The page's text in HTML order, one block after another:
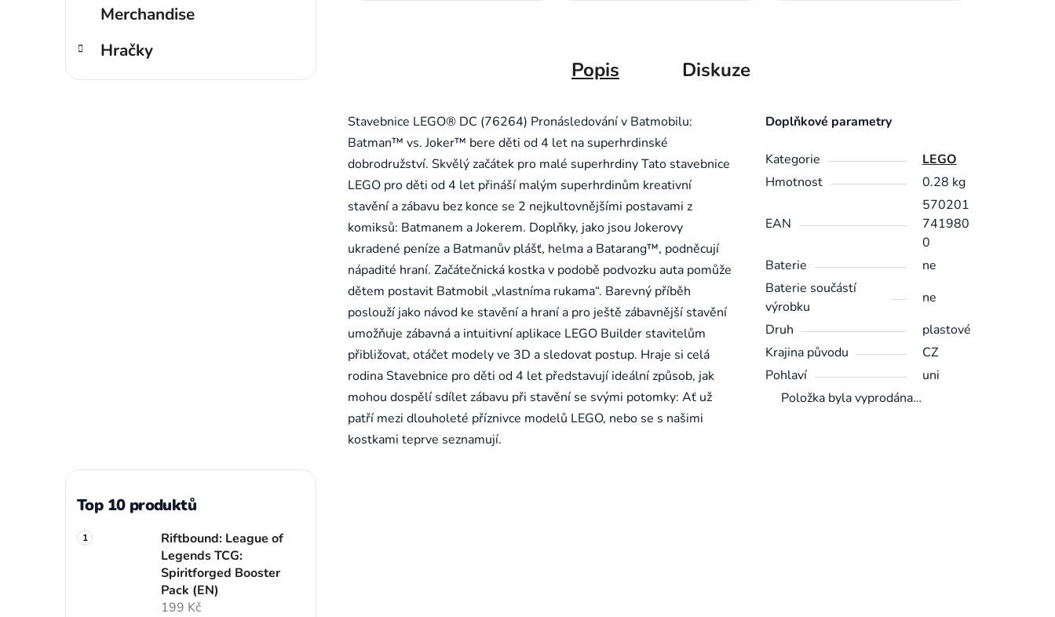
Merchandise
Hračky
Top 10 produktů
Riftbound: League of
Legends TCG:
Spiritforged Booster
Pack (EN)
199 Kč
Popis Diskuze
Stavebnice LEGO® DC (76264) Pronásledování v Batmobilu:
Batman™ vs. Joker™ bere děti od 4 let na superhrdinské
dobrodružství. Skvělý začátek pro malé superhrdiny Tato stavebnice
LEGO pro děti od 4 let přináší malým superhrdinům kreativní
stavění a zábavu bez konce se 2 nejkultovnějšími postavami z
komiksů: Batmanem a Jokerem. Doplňky, jako jsou Jokerovy
ukradené peníze a Batmanův plášť, helma a Batarang™, podněcují
nápadité hraní. Začátečnická kostka v podobě podvozku auta pomůže
dětem postavit Batmobil „vlastníma rukama“. Barevný příběh
poslouží jako návod ke stavění a hraní a pro ještě zábavnější stavění
umožňuje zábavná a intuitivní aplikace LEGO Builder stavitelům
přibližovat, otáčet modely ve 3D a sledovat postup. Hraje si celá
rodina Stavebnice pro děti od 4 let představují ideální způsob, jak
mohou dospělí sdílet zábavu při stavění se svými potomky: Ať už
patří mezi dlouholeté příznivce modelů LEGO, nebo se s našimi
kostkami teprve seznamují.
Doplňkové parametry
Kategorie
LEGO
Hmotnost
0.28 kg
EAN
570201
741980
0
Baterie
ne
Baterie součástí
výrobku
ne
Druh
plastové
Krajina původu
CZ
Pohlaví
uni
Položka byla vyprodána…